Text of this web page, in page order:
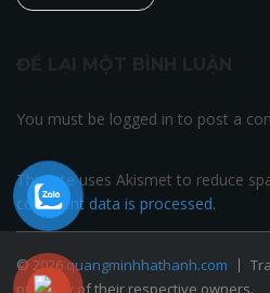
You must be logged in to post a
This site uses Akismet to reduce
comment data is processed.
© 2026quangminhhathanh.com
property of their respective owners.